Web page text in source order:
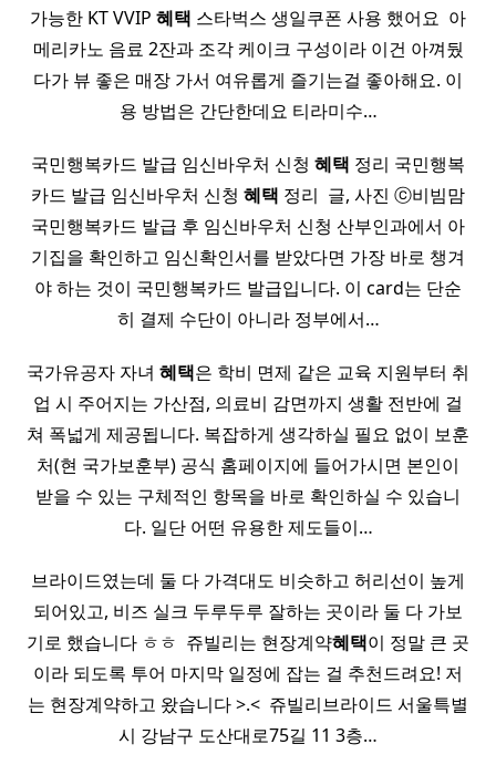
가능한 KT VVIP 혜택 스타벅스 생일쿠폰 사용 했어요 ​ 아
메리카노 음료 2잔과 조각 케이크 구성이라 이건 아껴뒀
다가 뷰 좋은 매장 가서 여유롭게 즐기는걸 좋아해요. 이
용 방법은 간단한데요 티라미수…
국민행복카드 발급 임신바우처 신청 혜택 정리 국민행복
카드 발급 임신바우처 신청 혜택 정리 ​ 글, 사진 ⓒ비빔맘
국민행복카드 발급 후 임신바우처 신청 산부인과에서 아
기집을 확인하고 임신확인서를 받았다면 가장 바로 챙겨
야 하는 것이 국민행복카드 발급입니다. 이 card는 단순
히 결제 수단이 아니라 정부에서…
국가유공자 자녀 혜택은 학비 면제 같은 교육 지원부터 취
업 시 주어지는 가산점, 의료비 감면까지 생활 전반에 걸
쳐 폭넓게 제공됩니다. 복잡하게 생각하실 필요 없이 보훈
처(현 국가보훈부) 공식 홈페이지에 들어가시면 본인이
받을 수 있는 구체적인 항목을 바로 확인하실 수 있습니
다. 일단 어떤 유용한 제도들이…
브라이드였는데 둘 다 가격대도 비슷하고 허리선이 높게
되어있고, 비즈 실크 두루두루 잘하는 곳이라 둘 다 가보
기로 했습니다 ㅎㅎ ​ 쥬빌리는 현장계약혜택이 정말 큰 곳
이라 되도록 투어 마지막 일정에 잡는 걸 추천드려요! 저
는 현장계약하고 왔습니다 >.< ​ 쥬빌리브라이드 서울특별
시 강남구 도산대로75길 11 3층…